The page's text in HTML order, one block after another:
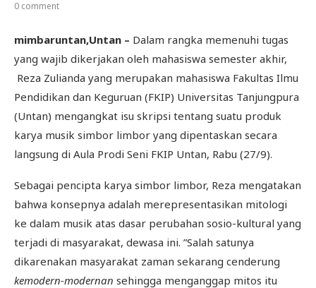
0 comment
mimbaruntan,Untan – Dalam rangka memenuhi tugas
yang wajib dikerjakan oleh mahasiswa semester akhir,
Reza Zulianda yang merupakan mahasiswa Fakultas Ilmu
Pendidikan dan Keguruan (FKIP) Universitas Tanjungpura
(Untan) mengangkat isu skripsi tentang suatu produk
karya musik simbor limbor yang dipentaskan secara
langsung di Aula Prodi Seni FKIP Untan, Rabu (27/9).
Sebagai pencipta karya simbor limbor, Reza mengatakan
bahwa konsepnya adalah merepresentasikan mitologi
ke dalam musik atas dasar perubahan sosio-kultural yang
terjadi di masyarakat, dewasa ini. ”Salah satunya
dikarenakan masyarakat zaman sekarang cenderung
kemodern-modernan sehingga menganggap mitos itu